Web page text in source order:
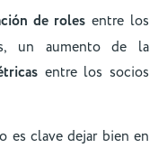
de roles entre los
un aumento de la
entre los socios
es clave dejar bien en